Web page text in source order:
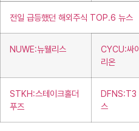
전일 급등했던 해외주식 TOP.6 뉴스
NUWE:뉴웰리스
CYCU:싸
리온
STKH:스테이크홀더
푸즈
DFNS:T3
스